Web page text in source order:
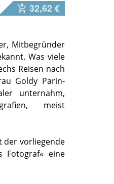
32,62 €
Mitbegründer
Was viele
Reisen nach
Goldy Parin-
unternahm,
meist
der vorliegende
Fotograf« eine